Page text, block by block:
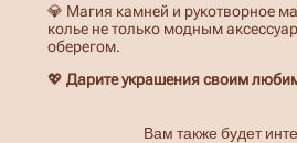
💎 Магия камней и рукотворное
колье не только модным
оберегом.
💖 Дарите украшения своим
Вам также будет